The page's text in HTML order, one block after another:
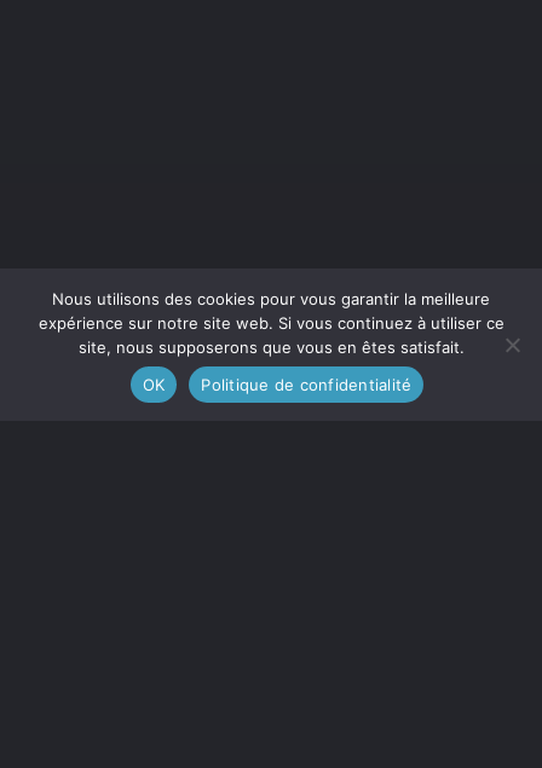
Nous utilisons des cookies pour vous garantir la meilleure
expérience sur notre site web. Si vous continuez à utiliser ce
site, nous supposerons que vous en êtes satisfait.
OK
Politique de confidentialité